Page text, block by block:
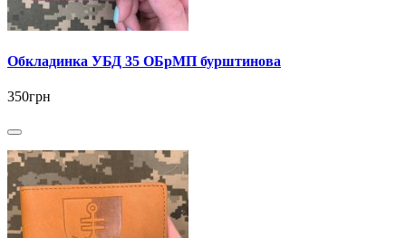
Обкладинка УБД 35 ОБрМП бурштинова
350грн